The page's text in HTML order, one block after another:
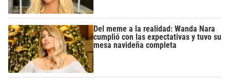
Del meme a la realidad: Wanda Nara
cumplió con las expectativas y tuvo su
mesa navideña completa